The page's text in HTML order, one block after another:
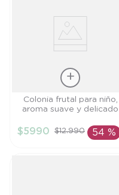
Talla
AÑADIR AL
Colonia frutal para niño,
aroma suave y delicado
$5990 $12.990 54 %